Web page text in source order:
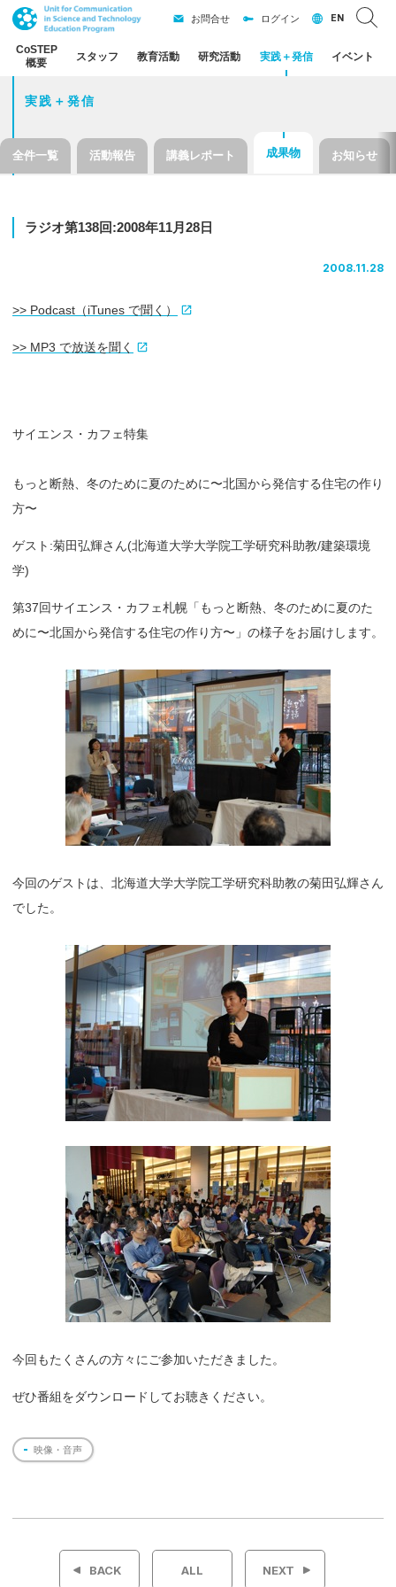
CoSTEP
概要
スタッフ 教育活動 研究活動 実践＋発信 イベント
お問合せ ログイン EN
実践＋発信
全件一覧 活動報告 講義レポート 成果物 お知らせ
ラジオ第138回:2008年11月 28 日
2008.11.28
>> Podcast（iTunes で聞く）
>> MP3 で放送を聞く
サイエンス・カフェ特集
もっと断熱、冬のために夏のために〜北国から発信する住宅の作り
方〜
ゲスト:菊田弘輝さん(北海道大学大学院工学研究科助教/建築環境
学)
第37回サイエンス・カフェ札幌「もっと断熱、冬のために夏のた
めに〜北国から発信する住宅の作り方〜」の様子をお届けします。
今回のゲストは、北海道大学大学院工学研究科助教の菊田弘輝さん
でした。
今回もたくさんの方々にご参加いただきました。
ぜひ番組をダウンロードしてお聴きください。
映像・音声
投
BACK ALL NEXT